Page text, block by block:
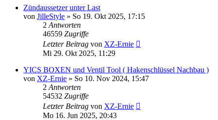
Zündaussetzer unter Last
von JilleStyle » So 19. Okt 2025, 17:15
2 Antworten
46559 Zugriffe
Letzter Beitrag von XZ-Ernie
Mi 29. Okt 2025, 11:29
YICS BOXEN und Ventil Tool ( Hakenschlüssel Nachbau )
von XZ-Ernie » So 10. Nov 2024, 15:47
2 Antworten
54532 Zugriffe
Letzter Beitrag von XZ-Ernie
Mo 16. Jun 2025, 20:43